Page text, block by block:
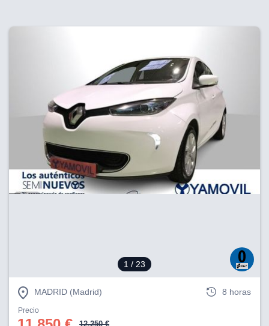
1 / 23
MADRID (Madrid) 8 horas
Precio
12.250 €